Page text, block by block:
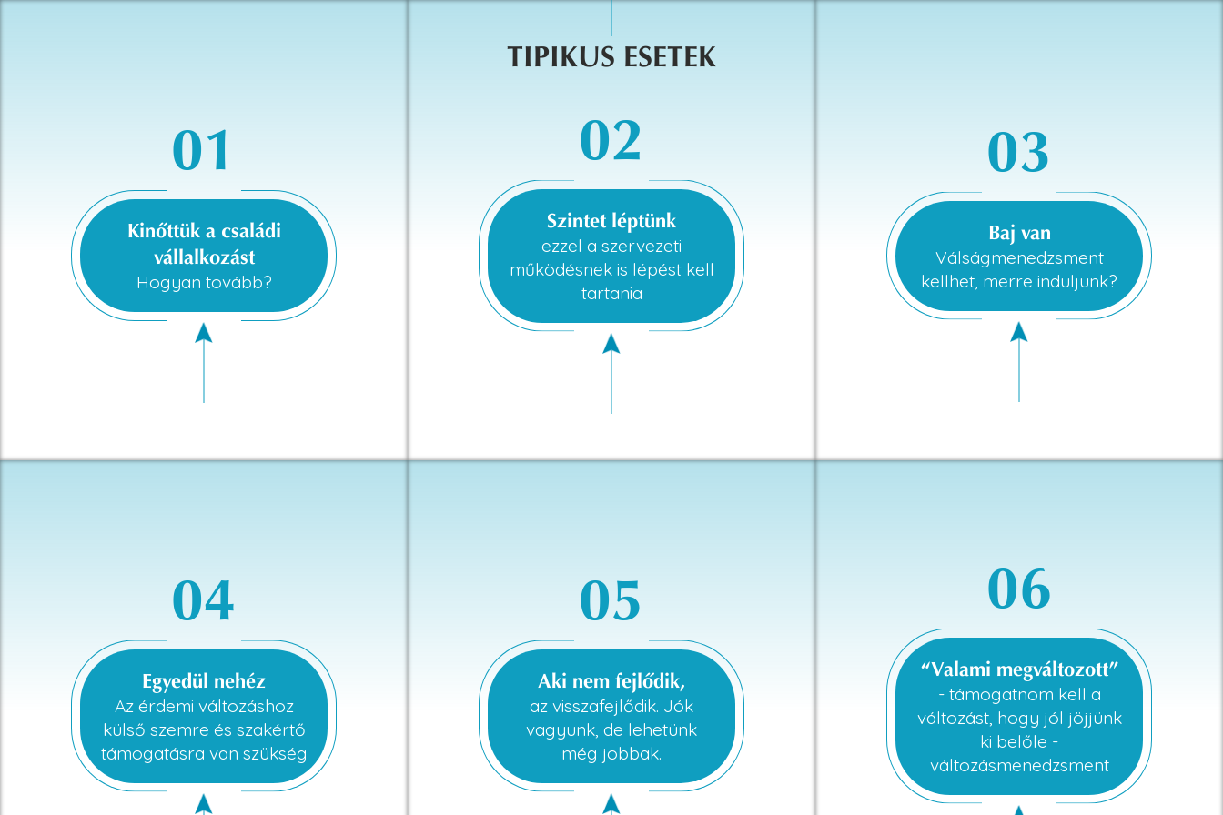
TIPIKUS ESETEK
01
Kinőttük a családi
vállalkozást
Hogyan tovább?
02
Szintet léptünk
ezzel a szervezeti
működésnek is lépést kell
tartania
03
Baj van
Válságmenedzsment
kellhet, merre induljunk?
04
Egyedül nehéz
Az érdemi változáshoz
külső szemre és szakértő
támogatásra van szükség
05
Aki nem fejlődik,
az visszafejlődik. Jók
vagyunk, de lehetünk
még jobbak.
06
“Valami megváltozott”
- támogatnom kell a
változást, hogy jól jöjjünk
ki belőle -
változásmenedzsment